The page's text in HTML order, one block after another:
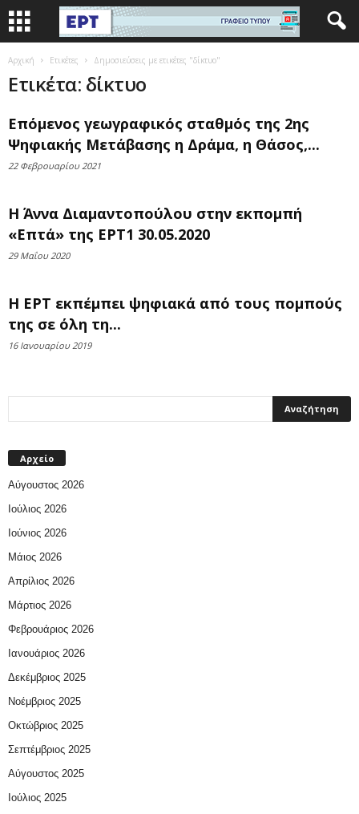
Αρχική Ετικέτες Δημοσιεύσεις με ετικέτες "δίκτυο"
Ετικέτα: δίκτυο
Επόμενος γεωγραφικός σταθμός της 2ης
Ψηφιακής Μετάβασης η Δράμα, η Θάσος,...
22 Φεβρουαρίου 2021
Η Άννα Διαμαντοπούλου στην εκπομπή
«Επτά» της ΕΡΤ1 30.05.2020
29 Μαΐου 2020
Η ΕΡΤ εκπέμπει ψηφιακά από τους πομπούς
της σε όλη τη...
16 Ιανουαρίου 2019
Αρχείο
Αύγουστος 2026
Ιούλιος 2026
Ιούνιος 2026
Μάιος 2026
Απρίλιος 2026
Μάρτιος 2026
Φεβρουάριος 2026
Ιανουάριος 2026
Δεκέμβριος 2025
Νοέμβριος 2025
Οκτώβριος 2025
Σεπτέμβριος 2025
Αύγουστος 2025
Ιούλιος 2025